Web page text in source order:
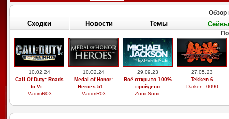
Обзор
Сходки Новости Темы Сейвы
29.03.26
Выдающиеся
звери, легоси ...
M9xxsi
19.02.26
Бугатти вейрон
возле реки
iosifreshetnik
01.01.26
saab 9-5 универсал
aero
saabinside
01.01.26
saab 9-5 универсал
снег